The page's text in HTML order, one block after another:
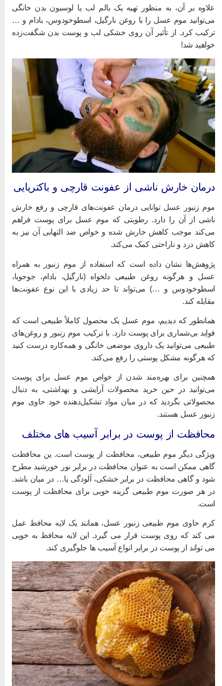
بر آن، به منظور تهیه یک بالم لب یا لوسیون بدن خانگی
موم عسل را با روغن نارگیل، اسطوخودوس، بادام و …
کرد. از تأثیر آن روی خشکی لب و پوست بدن شگفت‌زده
شد!
خارش ناشی از عفونت قارچی و باکتریایی
زنبور عسل توانایی درمان عفونت‌های قارچی و رفع خارش
از آن را دارد. رطوبتی که موم عسل برای پوست فراهم
موجب کاهش خارش شده و خواص ضد التهابی آن نیز به
درد و ناراحتی کمک می‌کند.
نشان داده است که استفاده از موم زنبور به همراه
و هرگونه روغن طبیعی دلخواه (نارگیل، بادام، جوجوبا،
و …) می‌تواند تا حد زیادی با این نوع عفونت‌ها
کند.
که دیدیم، موم عسل یک محصول کاملاً طبیعی است که
بی‌شماری برای پوست دارد. با ترکیب موم زنبور و روغن‌های
می‌توانید یک داروی موضعی خانگی و همه‌‌کاره درست کنید
هرگونه مشکل پوستی را رفع می‌کند.
برای بهره‌مند شدن از خواص موم عسل برای پوست
در حین خرید محصولات آرایشی و بهداشتی، به دنبال
بگردید که در میان مواد تشکیل‌دهنده خود حاوی موم
عسل هستند.
از پوست در برابر آسیب های مختلف
دیگر موم طبیعی، محافظت از پوست است. ین محافظت
ممکن است به عنوان محافظت در برابر نور خورشید مطرح
و گاهی محافظت در برابر خشکی، آلودگی یا… در میان باشد.
هر صورت موم طبیعی گزینه خوبی برای محافظت از پوست
حاوی موم طبیعی زنبور عسل، همانند یک لایه محافظ عمل
کند که روی پوست قرار می گیرد. این لایه محافظ به خوبی
تواند از پوست در برابر انواع آسیب ها جلوگیری کند.